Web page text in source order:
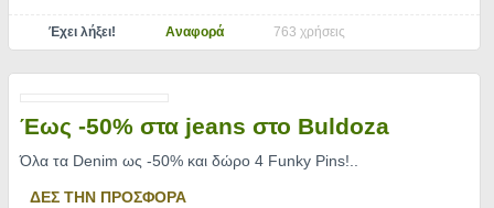
Έχει λήξει! Αναφορά 763 χρήσεις
Έως -50% στα jeans στο Buldoza
Όλα τα Denim ως -50% και δώρο 4 Funky Pins!
ΔΕΣ ΤΗΝ ΠΡΟΣΦΟΡΑ